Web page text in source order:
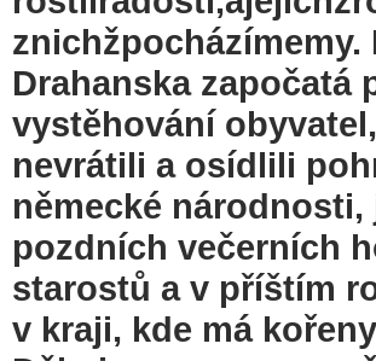
znichžpocházímemy.
Drahanska započatá
vystěhování
nevrátili a osídlili
německé
pozdních večerních
starostů a v příštím
v kraji, kde má